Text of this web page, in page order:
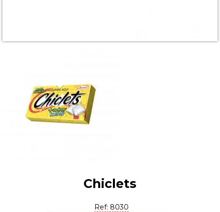
Chiclets
Ref: 8030